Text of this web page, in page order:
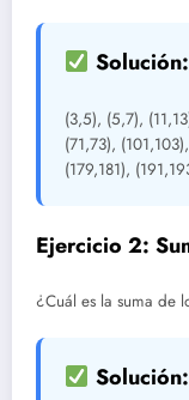
Solución:
(3,5), (5,7),
(71,73),
(179,181),
Ejercicio 2:
¿Cuál es la suma de
Solución: